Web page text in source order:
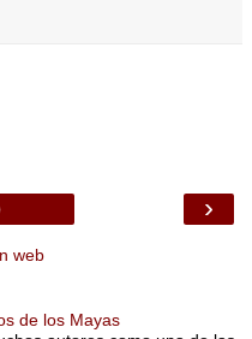
›
web
de los Mayas